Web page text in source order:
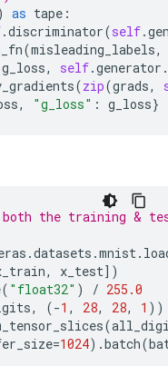
as tape :
.discriminator(self.
(misleading_labels,
g_loss, self.generator .
(zip(grads,
, "g_loss" : g_loss}
both the training &
.datasets .mnist.
, x_test])
( "float32" ) / 255.0
, (-1 , 28, 28, 1 ))
(
=1024) .batch(